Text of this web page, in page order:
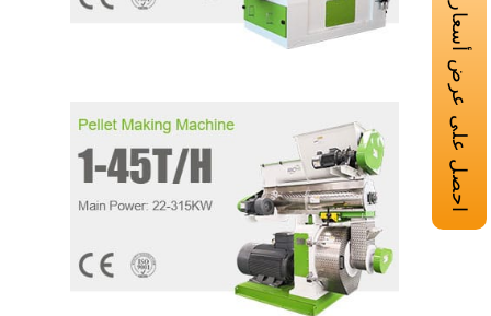
احصل على عرض أسعار